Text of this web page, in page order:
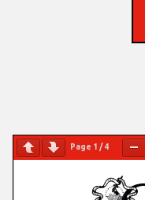
Page 1 /4